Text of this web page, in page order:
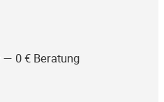
0 € Beratung